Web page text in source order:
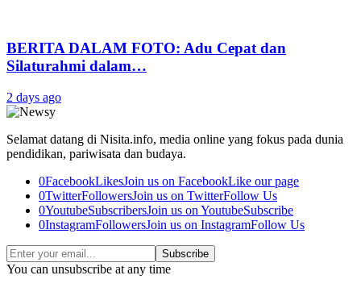
BERITA DALAM FOTO: Adu Cepat dan
Silaturahmi dalam…
2 days ago
Selamat datang di Nisita.info, media online yang fokus pada dunia
pendidikan, pariwisata dan budaya.
0FacebookLikesJoin us on FacebookLike our page
0TwitterFollowersJoin us on TwitterFollow Us
0YoutubeSubscribersJoin us on YoutubeSubscribe
0InstagramFollowersJoin us on InstagramFollow Us
Subscribe
You can unsubscribe at any time